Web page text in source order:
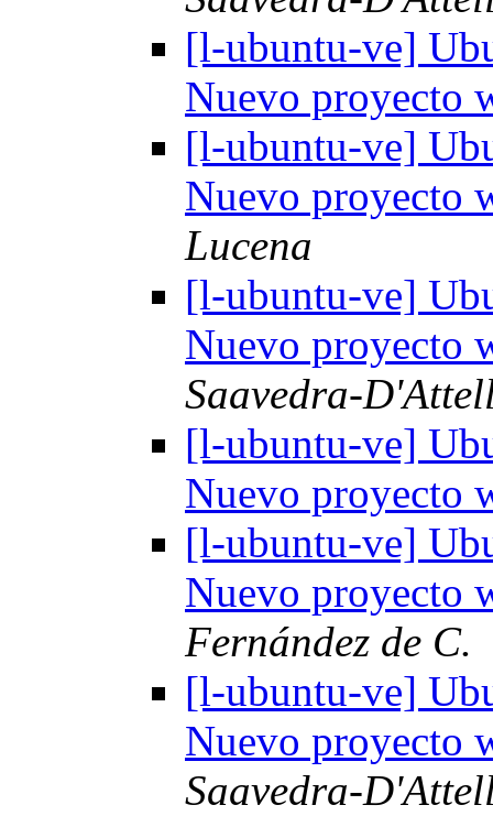
[l-ubuntu-ve]
Nuevo proyecto
[l-ubuntu-ve]
Nuevo proyecto
Lucena
[l-ubuntu-ve]
Nuevo proyecto
Saavedra-
[l-ubuntu-ve]
Nuevo proyecto
[l-ubuntu-ve]
Nuevo proyecto
Fernández de C.
[l-ubuntu-ve]
Nuevo proyecto
Saavedra-